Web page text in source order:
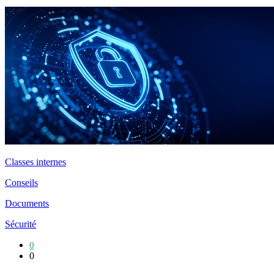
Classes internes
Conseils
Documents
Sécurité
0
0